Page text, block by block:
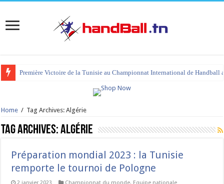
Première Victoire de la Tunisie au Championnat International de Handball
tournoi international Hammamet 2023 : programme et liste des joueurs
Home / Tag Archives: Algérie
Tag Archives:Algérie
Préparation mondial 2023 : la Tunisie
remporte le tournoi de Pologne